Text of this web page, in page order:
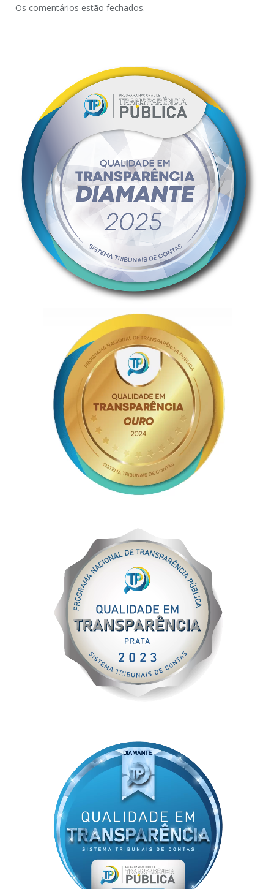
Os comentários estão fechados.